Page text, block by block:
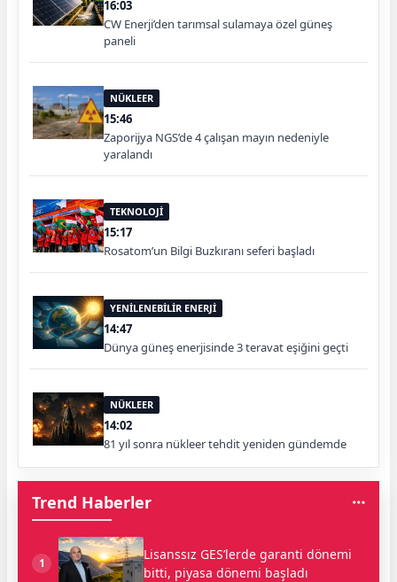
16:03
CW Enerji’den tarımsal sulamaya özel güneş
paneli
NÜKLEER
15:46
Zaporijya NGS’de 4 çalışan mayın nedeniyle
yaralandı
TEKNOLOJİ
15:17
Rosatom’un Bilgi Buzkıranı seferi başladı
YENİLENEBİLİR ENERJİ
14:47
Dünya güneş enerjisinde 3 teravat eşiğini geçti
NÜKLEER
14:02
81 yıl sonra nükleer tehdit yeniden gündemde
Trend Haberler
1
Lisanssız GES’lerde garanti dönemi
bitti, piyasa dönemi başladı